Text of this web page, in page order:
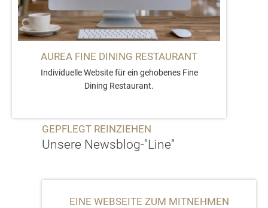
AUREA FINE DINING RESTAURANT
Individuelle Website für ein gehobenes Fine
Dining Restaurant.
GEPFLEGT REINZIEHEN
Unsere Newsblog-"Line"
EINE WEBSEITE ZUM MITNEHMEN